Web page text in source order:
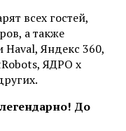
всех гостей,
а также
Яндекс 360,
ЯДРО х
До